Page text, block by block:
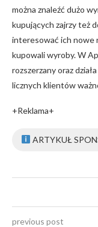
można znaleźć dużo
kupujących zajrzy też
interesować ich nowe
kupowali wyroby. W
rozszerzany oraz
licznych klientów
+Reklama+
ARTYKUŁ
previous post